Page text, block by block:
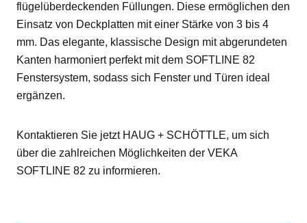
flügelüberdeckenden Füllungen. Diese ermöglichen den
Einsatz von Deckplatten mit einer Stärke von 3 bis 4
mm. Das elegante, klassische Design mit abgerundeten
Kanten harmoniert perfekt mit dem SOFTLINE 82
Fenstersystem, sodass sich Fenster und Türen ideal
ergänzen.
Kontaktieren Sie jetzt HAUG + SCHÖTTLE, um sich
über die zahlreichen Möglichkeiten der VEKA
SOFTLINE 82 zu informieren.